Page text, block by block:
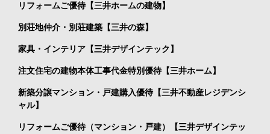
リフォームご優待【三井ホームの建物】
別荘地仲介・別荘建築【三井の森】
家具・インテリア【三井デザインテック】
注文住宅の建物本体工事代金特別優待【三井ホーム】
新築分譲マンション・戸建購入優待【三井不動産レジデンシ
ャル】
リフォームご優待（マンション・戸建）【三井デザインテッ